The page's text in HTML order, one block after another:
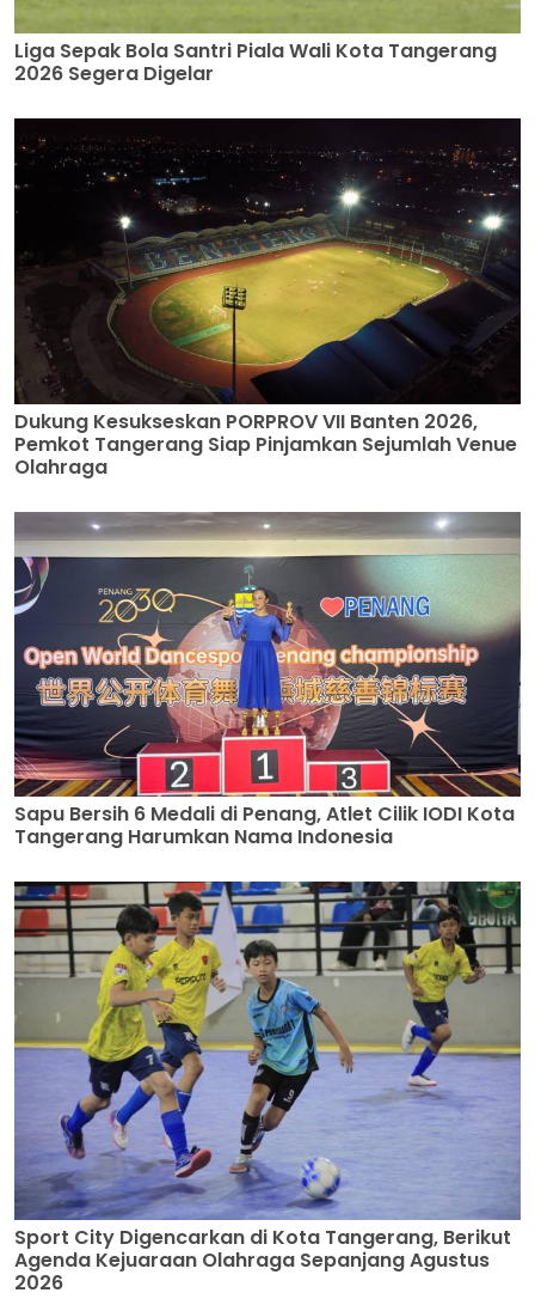
Liga Sepak Bola Santri Piala Wali Kota Tangerang
2026 Segera Digelar
Dukung Kesukseskan PORPROV VII Banten 2026,
Pemkot Tangerang Siap Pinjamkan Sejumlah Venue
Olahraga
Sapu Bersih 6 Medali di Penang, Atlet Cilik IODI Kota
Tangerang Harumkan Nama Indonesia
Sport City Digencarkan di Kota Tangerang, Berikut
Agenda Kejuaraan Olahraga Sepanjang Agustus
2026